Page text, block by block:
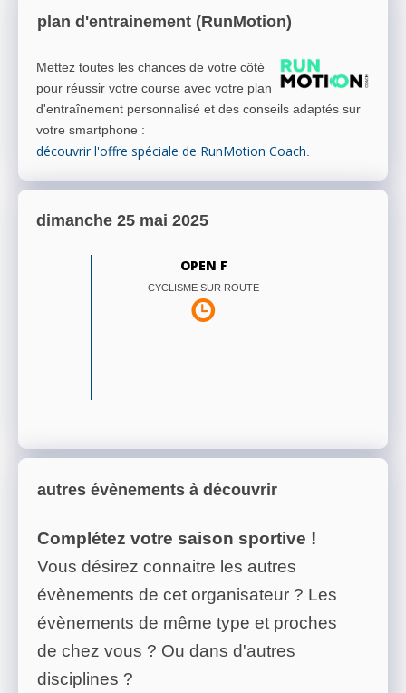
plan d'entrainement (RunMotion)
Mettez toutes les chances de votre côté
pour réussir votre course avec votre plan
d'entraînement personnalisé et des conseils adaptés sur
votre smartphone :
découvrir l'offre spéciale de RunMotion Coach.
dimanche 25 mai 2025
OPEN F
CYCLISME SUR ROUTE
autres évènements à découvrir
Complétez votre saison sportive !
Vous désirez connaitre les autres
évènements de cet organisateur ? Les
évènements de même type et proches
de chez vous ? Ou dans d'autres
disciplines ?